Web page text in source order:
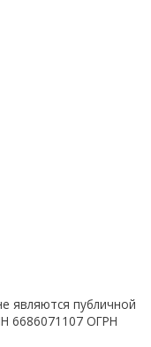
являются публичной
6686071107 ОГРН